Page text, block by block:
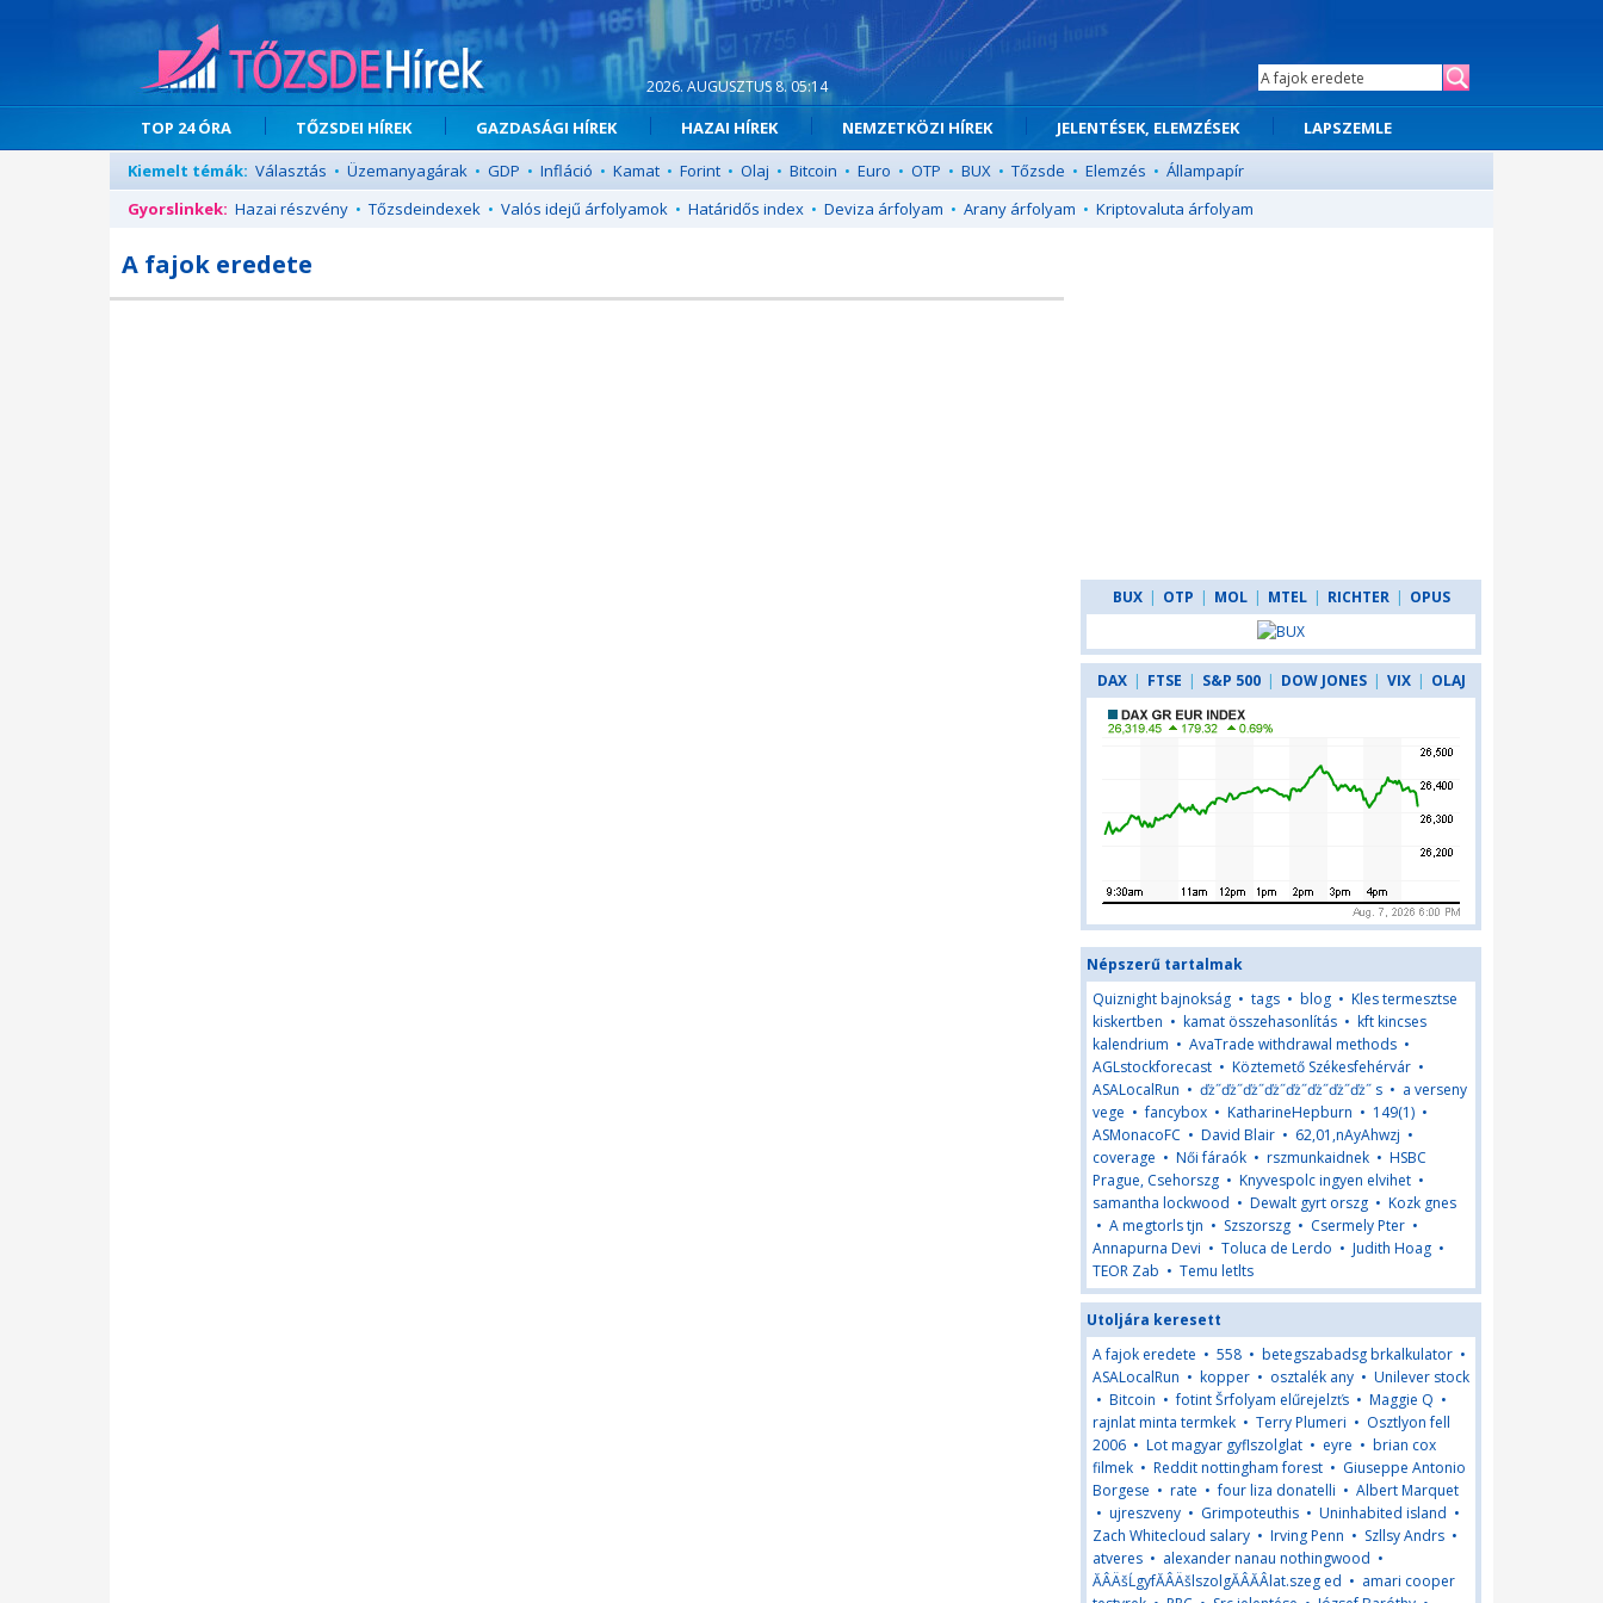
2026. AUGUSZTUS 8. 05:14
TOP 24 ÓRA TŐZSDEI HÍREK GAZDASÁGI HÍREK HAZAI HÍREK NEMZETKÖZI HÍREK JELENTÉSEK, ELEMZÉSEK
LAPSZEMLE
Kiemelt témák: Választás • Üzemanyagárak • GDP • Infláció • Kamat • Forint • Olaj • Bitcoin • Euro • OTP • BUX • Tőzsde • Elemzés • Állampapír
Gyorslinkek: Hazai részvény • Tőzsdeindexek • Valós idejű árfolyamok • Határidős index • Deviza árfolyam • Arany árfolyam • Kriptovaluta árfolyam
A fajok eredete
BUX | OTP | MOL | MTEL | RICHTER | OPUS
DAX | FTSE | S&P 500 | DOW JONES | VIX | OLAJ
Népszerű tartalmak
Quiznight bajnokság • tags • blog • Kles termesztse
kiskertben • kamat összehasonlítás • kft kincses
kalendrium • AvaTrade withdrawal methods •
AGLstockforecast • Köztemető Székesfehérvár •
ASALocalRun • ďż˝ďż˝ďż˝ďż˝ďż˝ďż˝ďż˝ďż˝ s • a verseny
vege •fancybox • KatharineHepburn • 149(1) •
ASMonacoFC • David Blair • 62,01,nAyAhwzj •
coverage • Női fáraók • rszmunkaidnek • HSBC
Prague, Csehorszg • Knyvespolc ingyen elvihet •
samantha lockwood • Dewalt gyrt orszg • Kozk gnes
• A megtorls tjn • Szszorszg • Csermely Pter •
Annapurna Devi • Toluca de Lerdo • Judith Hoag •
TEOR Zab • Temu letlts
Utoljára keresett
A fajok eredete • 558 • betegszabadsg brkalkulator •
ASALocalRun • kopper • osztalék any • Unilever stock
• Bitcoin •fotint Šrfolyam elűrejelzťs • Maggie Q •
rajnlat minta termkek • Terry Plumeri • Osztlyon fell
2006 • Lot magyar gyflszolglat • eyre • brian cox
filmek • Reddit nottingham forest • Giuseppe Antonio
Borgese • rate •four liza donatelli • Albert Marquet
• ujreszveny • Grimpoteuthis • Uninhabited island •
Zach Whitecloud salary • Irving Penn • Szllsy Andrs •
atveres • alexander nanau nothingwood •
ĂÂÄšĹgyfĂÂÄšlszolgĂÂĂÂlat.szeg ed • amari cooper